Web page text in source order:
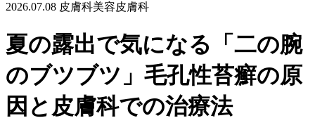
2026.07.08 皮膚科美容皮膚科
夏の露出で気になる「二の腕
のブツブツ」毛孔性苔癬の原
因と皮膚科での治療法